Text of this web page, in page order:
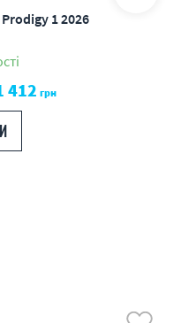
Prodigy 1 2026
412 грн